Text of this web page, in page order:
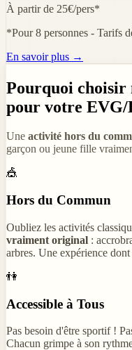
À partir de 25€/pers*
*Pour 8 personnes - Tarifs
En savoir plus →
Pourquoi choisir
pour votre EVG/
Une activité hors du
garçon ou jeune fille
🎪
Hors du Commun
Oubliez les activités
vraiment original :
arbres. Une expérience
👫
Accessible à Tous
Pas besoin d'être sportif !
Chacun grimpe à son